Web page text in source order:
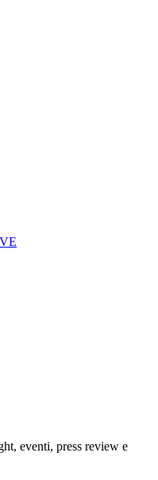
eventi, press review e